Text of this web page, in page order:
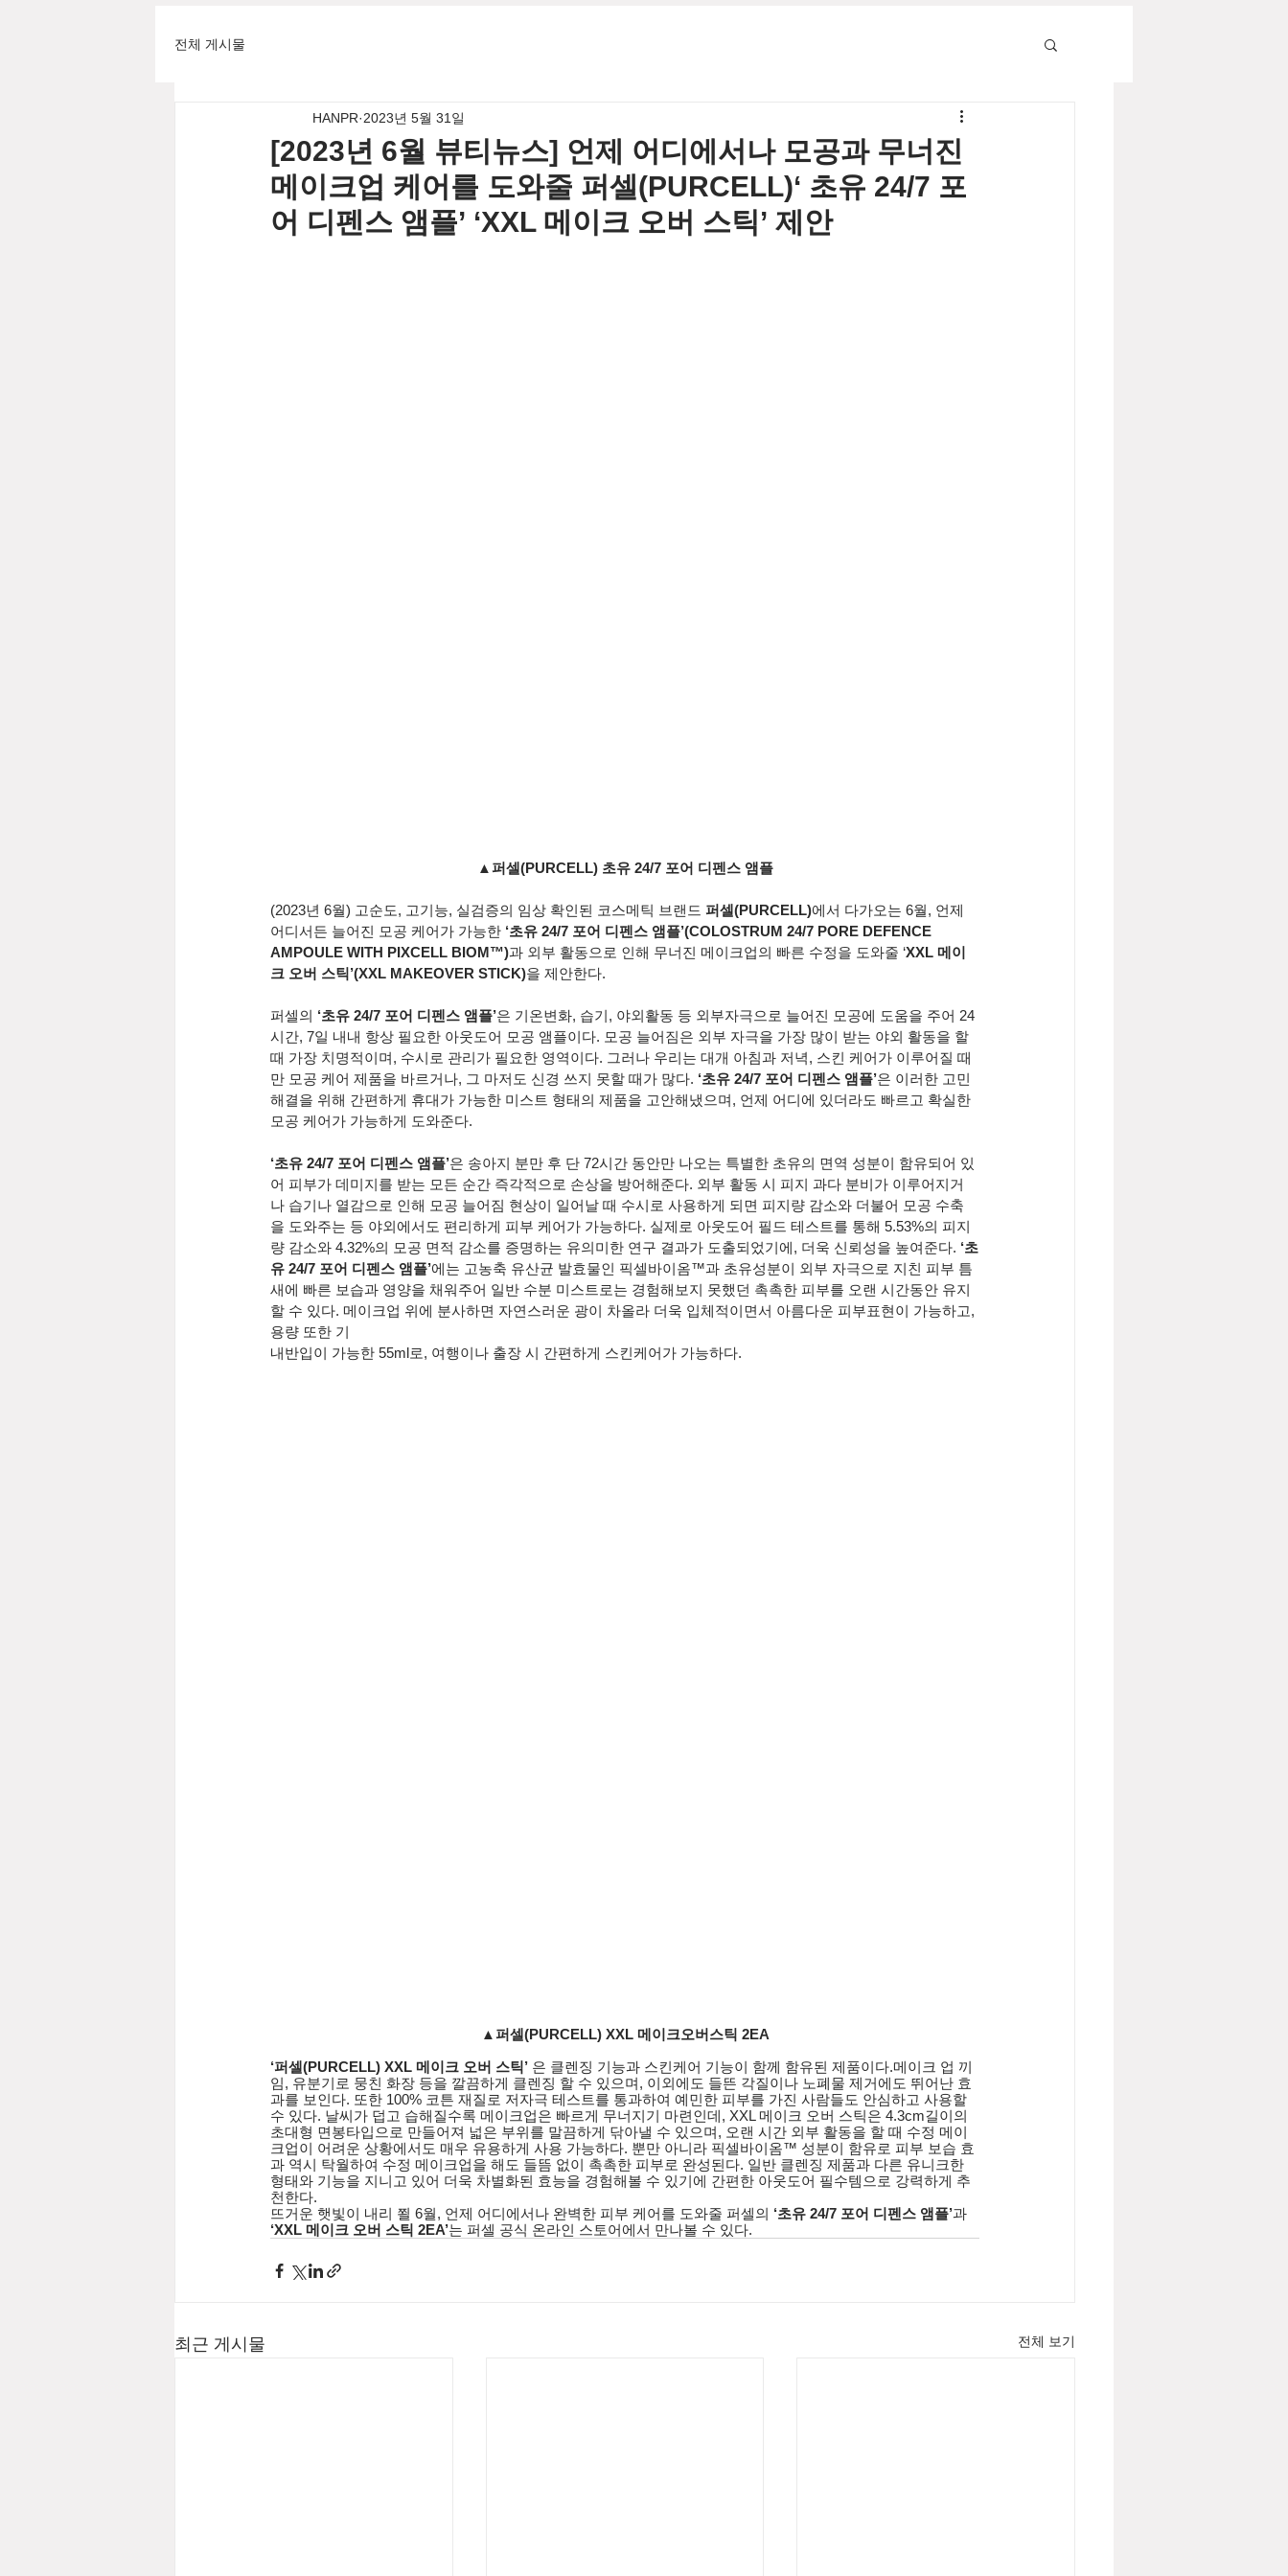
전체 게시물
[2023년 6월 뷰티뉴스] 언제 어디에서나 모공과 무너진
메이크업 케어를 도와줄 퍼셀(PURCELL)‘ 초유 24/7 포
어 디펜스 앰플’ ‘XXL 메이크 오버 스틱’ 제안
HANPR 2023년 5월 31일
▲퍼셀(PURCELL) 초유 24/7 포어 디펜스 앰플
(2023년 6월) 고순도, 고기능, 실검증의 임상 확인된 코스메틱 브랜드 퍼셀(PURCELL)에서 다가오는 6월, 언제
어디서든 늘어진 모공 케어가 가능한 ‘초유 24/7 포어 디펜스 앰플’(COLOSTRUM 24/7 PORE DEFENCE
AMPOULE WITH PIXCELL BIOM™)과 외부 활동으로 인해 무너진 메이크업의 빠른 수정을 도와줄 ‘XXL 메이
크 오버 스틱’(XXL MAKEOVER STICK)을 제안한다.
퍼셀의 ‘초유 24/7 포어 디펜스 앰플’은 기온변화, 습기, 야외활동 등 외부자극으로 늘어진 모공에 도움을 주어 24
시간, 7일 내내 항상 필요한 아웃도어 모공 앰플이다. 모공 늘어짐은 외부 자극을 가장 많이 받는 야외 활동을 할
때 가장 치명적이며, 수시로 관리가 필요한 영역이다. 그러나 우리는 대개 아침과 저녁, 스킨 케어가 이루어질 때
만 모공 케어 제품을 바르거나, 그 마저도 신경 쓰지 못할 때가 많다. ‘초유 24/7 포어 디펜스 앰플’은 이러한 고민
해결을 위해 간편하게 휴대가 가능한 미스트 형태의 제품을 고안해냈으며, 언제 어디에 있더라도 빠르고 확실한
모공 케어가 가능하게 도와준다.
‘초유 24/7 포어 디펜스 앰플’은 송아지 분만 후 단 72시간 동안만 나오는 특별한 초유의 면역 성분이 함유되어 있
어 피부가 데미지를 받는 모든 순간 즉각적으로 손상을 방어해준다. 외부 활동 시 피지 과다 분비가 이루어지거
나 습기나 열감으로 인해 모공 늘어짐 현상이 일어날 때 수시로 사용하게 되면 피지량 감소와 더불어 모공 수축
을 도와주는 등 야외에서도 편리하게 피부 케어가 가능하다. 실제로 아웃도어 필드 테스트를 통해 5.53%의 피지
량 감소와 4.32%의 모공 면적 감소를 증명하는 유의미한 연구 결과가 도출되었기에, 더욱 신뢰성을 높여준다. ‘초
유 24/7 포어 디펜스 앰플’에는 고농축 유산균 발효물인 픽셀바이옴™과 초유성분이 외부 자극으로 지친 피부 틈
새에 빠른 보습과 영양을 채워주어 일반 수분 미스트로는 경험해보지 못했던 촉촉한 피부를 오랜 시간동안 유지
할 수 있다. 메이크업 위에 분사하면 자연스러운 광이 차올라 더욱 입체적이면서 아름다운 피부표현이 가능하고,
용량 또한 기
내반입이 가능한 55ml로, 여행이나 출장 시 간편하게 스킨케어가 가능하다.
▲퍼셀(PURCELL) XXL 메이크오버스틱 2EA
‘퍼셀(PURCELL) XXL 메이크 오버 스틱’ 은 클렌징 기능과 스킨케어 기능이 함께 함유된 제품이다.메이크 업 끼
임, 유분기로 뭉친 화장 등을 깔끔하게 클렌징 할 수 있으며, 이외에도 들뜬 각질이나 노폐물 제거에도 뛰어난 효
과를 보인다. 또한 100% 코튼 재질로 저자극 테스트를 통과하여 예민한 피부를 가진 사람들도 안심하고 사용할
수 있다. 날씨가 덥고 습해질수록 메이크업은 빠르게 무너지기 마련인데, XXL 메이크 오버 스틱은 4.3cm길이의
초대형 면봉타입으로 만들어져 넓은 부위를 말끔하게 닦아낼 수 있으며, 오랜 시간 외부 활동을 할 때 수정 메이
크업이 어려운 상황에서도 매우 유용하게 사용 가능하다. 뿐만 아니라 픽셀바이옴™ 성분이 함유로 피부 보습 효
과 역시 탁월하여 수정 메이크업을 해도 들뜸 없이 촉촉한 피부로 완성된다. 일반 클렌징 제품과 다른 유니크한
형태와 기능을 지니고 있어 더욱 차별화된 효능을 경험해볼 수 있기에 간편한 아웃도어 필수템으로 강력하게 추
천한다.
뜨거운 햇빛이 내리 쬘 6월, 언제 어디에서나 완벽한 피부 케어를 도와줄 퍼셀의 ‘초유 24/7 포어 디펜스 앰플’과
‘XXL 메이크 오버 스틱 2EA’는 퍼셀 공식 온라인 스토어에서 만나볼 수 있다.
최근 게시물 전체 보기